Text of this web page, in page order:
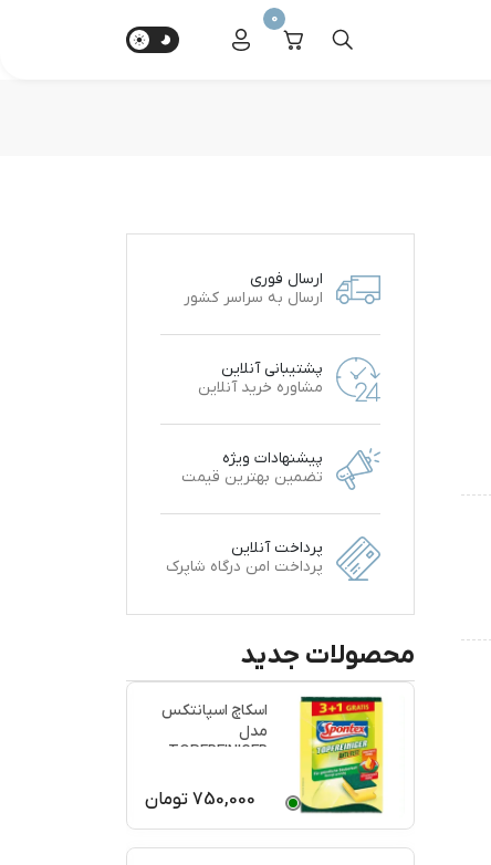
0
ارسال فوری
ارسال به سراسر کشور
پشتیبانی آنلاین
مشاوره خرید آنلاین
پیشنهادات ویژه
تضمین بهترین قیمت
پرداخت آنلاین
پرداخت امن درگاه شاپرک
محصولات جدید
اسکاچ اسپانتکس
مدل
TOPFREINIGER
750,000 تومان